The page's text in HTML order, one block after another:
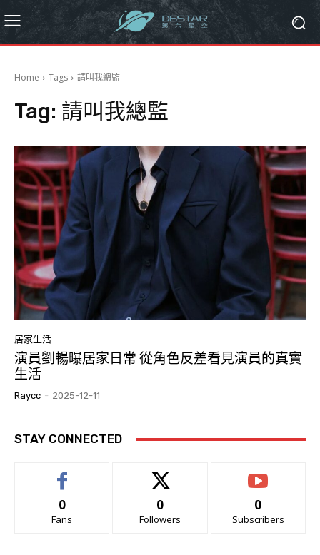
Home Tags 請叫我總監
Tag: 請叫我總監
居家生活
演員劉暢曝居家日常 從角色反差看見演員的真實
生活
Raycc - 2025-12-11
STAY CONNECTED
0
Fans
0
Followers
0
Subscribers